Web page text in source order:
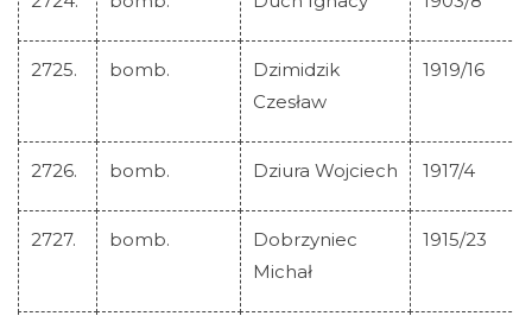
2725. bomb.
Dzimidzik
Czesław
1919/16
2726. bomb. Dziura Wojciech 1917/4
2727. bomb.
Dobrzyniec
Michał
1915/23